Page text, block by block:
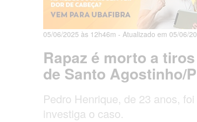
05/06/2025 às 12h46m - Atualizado em 05/06/
Rapaz é morto a
de Santo Agostinho/
Pedro Henrique, de 23 anos,
investiga o caso.